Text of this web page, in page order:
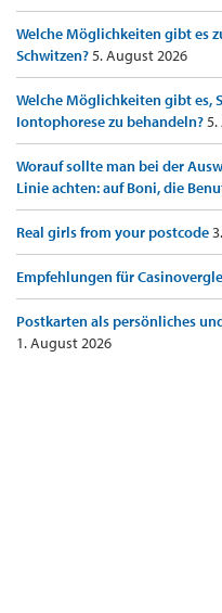
Welche Möglichkeiten gibt es
Schwitzen?5. August 2026
Welche Möglichkeiten gibt es,
Iontophorese zu behandeln?5.
Worauf sollte man bei der
Linie achten: auf Boni, die
Real girls from your postcode
Empfehlungen für
Postkarten als persönliches
1. August 2026